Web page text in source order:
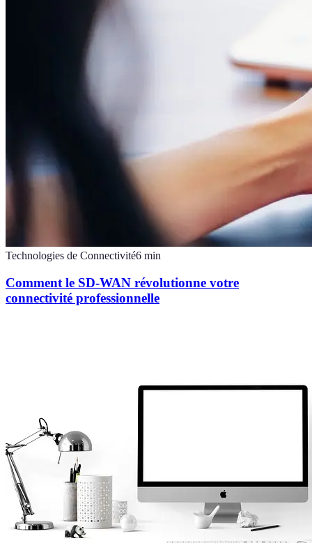
Technologies de Connectivité6 min
Comment le SD-WAN révolutionne votre
connectivité professionnelle